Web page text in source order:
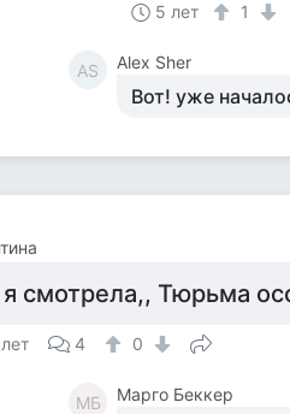
5 лет 1
AS Alex Sher
Вот! уже
смотрела,, Тюрьма
4 0
МБ Марго Беккер